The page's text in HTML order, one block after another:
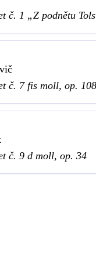
č. 1 „Z podnětu
č. 7 fis moll, op. 108
č. 9 d moll, op. 34